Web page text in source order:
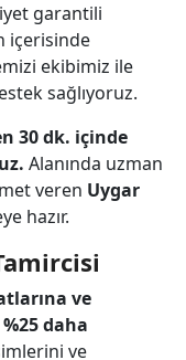
garantili
içerisinde
ekibimiz ile
sağlıyoruz.
30 dk. içinde
Alanında uzman
veren Uygar
hazır.
ve
daha
ve